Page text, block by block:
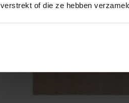
verstrekt of die ze hebben